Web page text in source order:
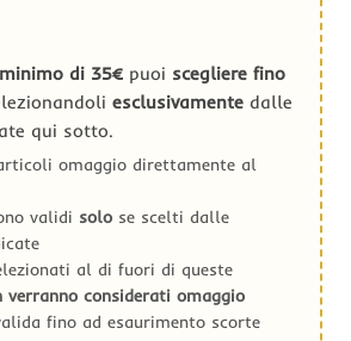
di 35€ puoi scegliere fino
esclusivamente dalle
qui sotto.
omaggio direttamente al
validi solo se scelti dalle
al di fuori di queste
verranno considerati omaggio
fino ad esaurimento scorte